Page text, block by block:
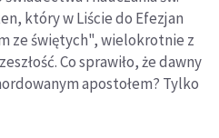
który w Liście do Efezjan
ze świętych", wielokrotnie z
Co sprawiło, że dawny
apostołem? Tylko